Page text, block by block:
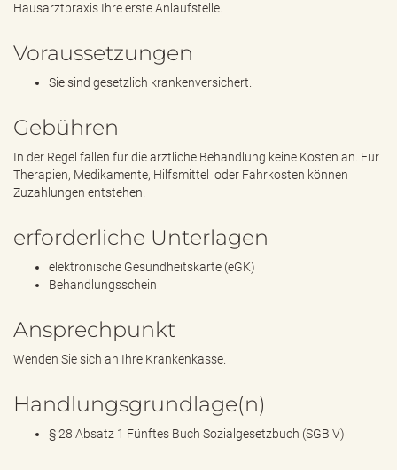
Hausarztpraxis Ihre erste Anlaufstelle.
Voraussetzungen
Sie sind gesetzlich krankenversichert.
Gebühren
In der Regel fallen für die ärztliche Behandlung keine Kosten an. Für
Therapien, Medikamente, Hilfsmittel oder Fahrkosten können
Zuzahlungen entstehen.
erforderliche Unterlagen
elektronische Gesundheitskarte (eGK)
Behandlungsschein
Ansprechpunkt
Wenden Sie sich an Ihre Krankenkasse.
Handlungsgrundlage(n)
§ 28 Absatz 1 Fünftes Buch Sozialgesetzbuch (SGB V)